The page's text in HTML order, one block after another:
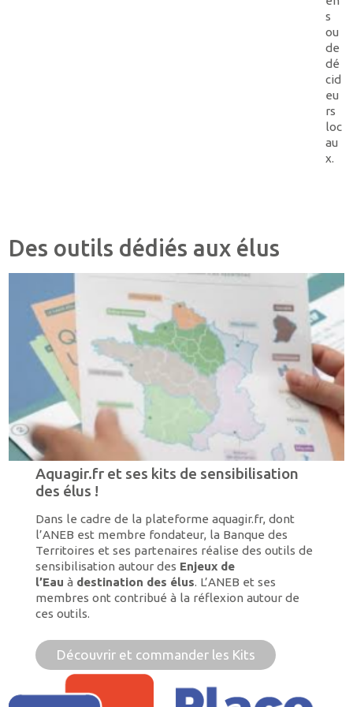
s
ou
de
dé
cid
eu
rs
loc
au
x.
Des outils dédiés aux élus
Aquagir.fr et ses kits de sensibilisation
des élus !
Dans le cadre de la plateforme aquagir.fr, dont
l’ANEB est membre fondateur, la Banque des
Territoires et ses partenaires réalise des outils de
sensibilisation autour des Enjeux de
l’Eau à destination des élus. L’ANEB et ses
membres ont contribué à la réflexion autour de
ces outils.
Découvrir et commander les Kits